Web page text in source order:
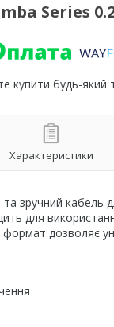
Series
купити будь-
Характеристики
кабель
для
дозволяє